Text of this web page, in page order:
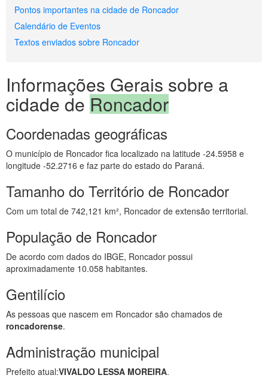
Pontos importantes na cidade de Roncador
Calendário de Eventos
Textos enviados sobre Roncador
Informações Gerais sobre a
cidade de Roncador
Coordenadas geográficas
O município de Roncador fica localizado na latitude -24.5958 e
longitude -52.2716 e faz parte do estado do Paraná.
Tamanho do Território de Roncador
Com um total de 742,121 km², Roncador de extensão territorial.
População de Roncador
De acordo com dados do IBGE, Roncador possui
aproximadamente 10.058 habitantes.
Gentilício
As pessoas que nascem em Roncador são chamados de
roncadorense.
Administração municipal
Prefeito atual:VIVALDO LESSA MOREIRA.